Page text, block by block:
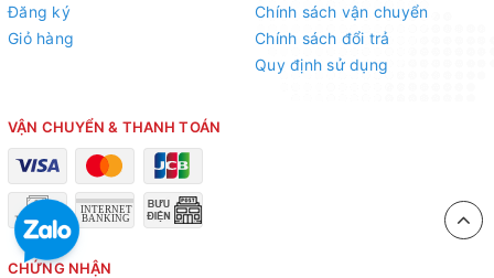
Đăng ký
Giỏ hàng
Chính sách vận chuyển
Chính sách đổi trả
Quy định sử dụng
VẬN CHUYỂN & THANH TOÁN
CHỨNG NHẬN